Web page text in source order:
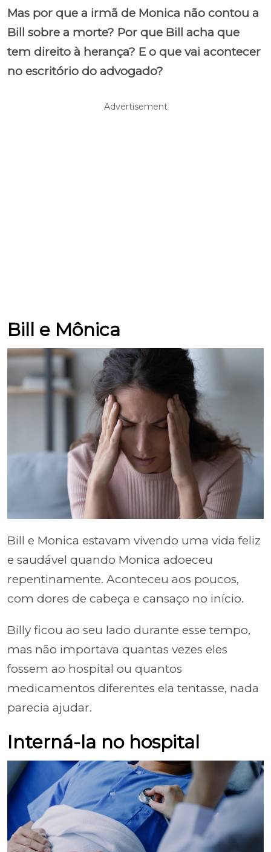
Mas por que a irmã de Monica não contou a
Bill sobre a morte? Por que Bill acha que
tem direito à herança? E o que vai acontecer
no escritório do advogado?
Advertisement
Bill e Mônica
Bill e Monica estavam vivendo uma vida feliz
e saudável quando Monica adoeceu
repentinamente. Aconteceu aos poucos,
com dores de cabeça e cansaço no início.
Billy ficou ao seu lado durante esse tempo,
mas não importava quantas vezes eles
fossem ao hospital ou quantos
medicamentos diferentes ela tentasse, nada
parecia ajudar.
Interná-la no hospital